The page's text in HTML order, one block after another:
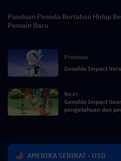
Panduan Pemula Bertahan Hidup
Pemain Baru
Previous
Genshin Impact
Next
Genshin Impact
pengetahuan dan
AMERIKA SERIKAT - USD